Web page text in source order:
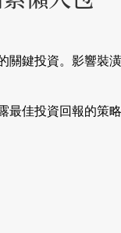
關鍵投資。影響裝
最佳投資回報的策